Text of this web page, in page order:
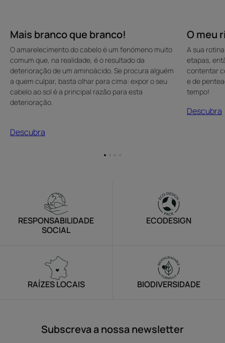
Mais branco que branco!
O amarelecimento do cabelo é um fenómeno muito
comum que, na realidade, é o resultado da
deterioração de um aminoácido. Se procura alguém
a quem culpar, basta olhar para cima: expor o seu
cabelo ao sol é a principal razão para esta
deterioração.
Descubra
O meu
A sua
etapas,
contentar
e de
tempo!
Descubra
IrIrIrIr
RESPONSABILIDADE
SOCIAL
ECODESIGN
RAÍZES LOCAIS BIODIVERSIDADE
Subscreva a nossa newsletter